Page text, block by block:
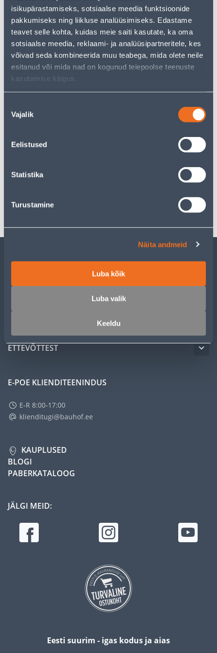
isikupärastamiseks, sotsiaalse meedia funktsioonide
pakkumiseks ning liikluse analüüsimiseks. Edastame
teavet selle kohta, kuidas meie saiti kasutate, ka oma
sotsiaalse meedia, reklaami- ja analüüsipartneritele, kes
võivad seda kombineerida muu teabega, mida olete neile
esitanud või mida nad on kogunud teiepoolse teenuste
kasutamise käigus.
valik
Vajalik
Eelistused
Statistika
Turustamine
Näita andmeid
Luba kõik
Luba valik
Keeldu
Teie ostlemisrõõm ei pea aga siin lõppema - oma
uurimistööd saate jätkata, naastesavalehelevõi
kasutades meie võimsat otsingufunktsiooni, et leida
veelgi meelepärasemad valikuid. Head ostlemist!
• 14-päevane tagastusõigus.
• HANKIJA LAOST TELLITAV TOODE
Spetsifikatsioon
Transport
ETTEVÕTTEST
E-POE KLIENDITEENINDUS
E-R 8:00-17:00
klienditugi@bauhof.ee
KAUPLUSED
BLOGI
PABERKATALOOG
JÄLGI MEID:
Eesti suurim - igas kodus ja aias